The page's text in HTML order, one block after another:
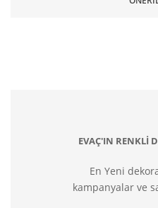
EVAÇ'IN RENKLİ
En Yeni
kampanyalar ve